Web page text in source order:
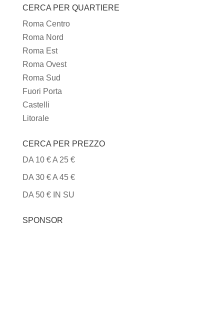
TIPI
DI
CUCINA
CERCA PER QUARTIERE
Roma Centro
Roma Nord
Roma Est
Roma Ovest
Roma Sud
Fuori Porta
Castelli
Litorale
CERCA PER PREZZO
DA 10 € A 25 €
DA 30 € A 45 €
DA 50 € IN SU
SPONSOR